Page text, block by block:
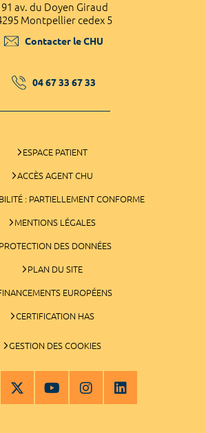
av. du Doyen Giraud
Montpellier cedex 5
Contacter le CHU
04 67 33 67 33
ESPACE PATIENT
ACCÈS AGENT CHU
: PARTIELLEMENT CONFORME
MENTIONS LÉGALES
PROTECTION DES DONNÉES
PLAN DU SITE
EUROPÉENS
CERTIFICATION HAS
GESTION DES COOKIES